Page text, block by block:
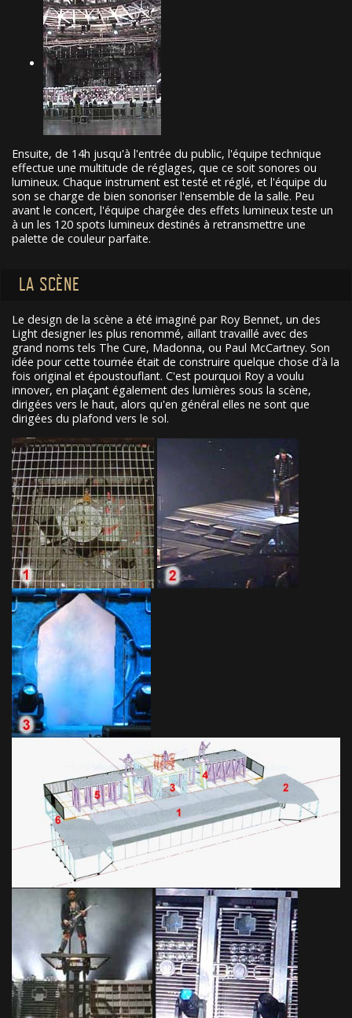
Ensuite, de 14h jusqu'à l'entrée du public, l'équipe technique
effectue une multitude de réglages, que ce soit sonores ou
lumineux. Chaque instrument est testé et réglé, et l'équipe du
son se charge de bien sonoriser l'ensemble de la salle. Peu
avant le concert, l'équipe chargée des effets lumineux teste un
à un les 120 spots lumineux destinés à retransmettre une
palette de couleur parfaite.
LA SCÈNE
Le design de la scène a été imaginé par Roy Bennet, un des
Light designer les plus renommé, aillant travaillé avec des
grand noms tels The Cure, Madonna, ou Paul McCartney. Son
idée pour cette tournée était de construire quelque chose d'à la
fois original et époustouflant. C'est pourquoi Roy a voulu
innover, en plaçant également des lumières sous la scène,
dirigées vers le haut, alors qu'en général elles ne sont que
dirigées du plafond vers le sol.